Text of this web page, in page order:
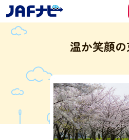
温か笑顔